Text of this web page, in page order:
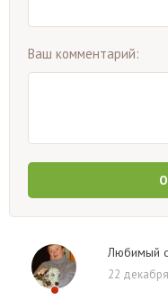
Ваш комментарий:
Любимый
22